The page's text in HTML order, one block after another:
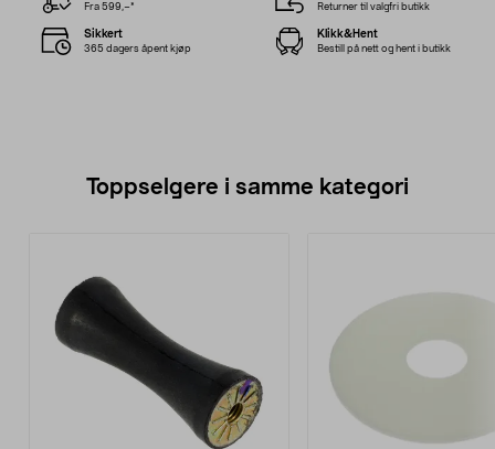
Fra 599,–* Returner til valgfri butikk
Sikkert
365 dagers åpent kjøp
Klikk&Hent
Bestill på nett og hent i butikk
Toppselgere i samme kategori